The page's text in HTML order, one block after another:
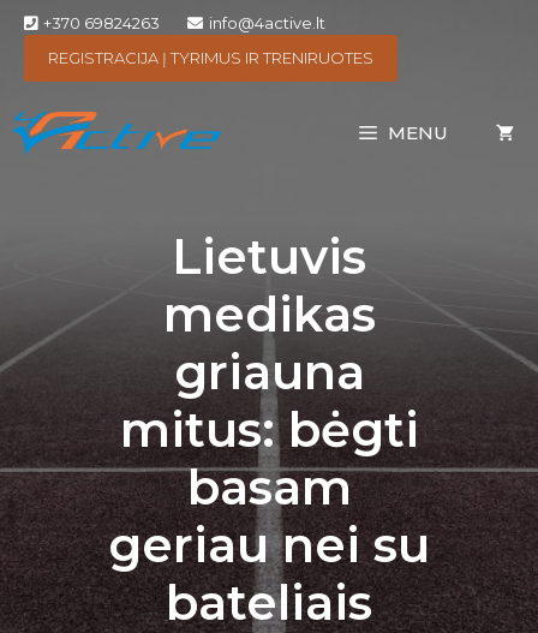
+370 69824263
info@4active.lt
REGISTRACIJA Į TYRIMUS IR TRENIRUOTES
MENU
Lietuvis
medikas
griauna
mitus: bėgti
basam
geriau nei su
bateliais